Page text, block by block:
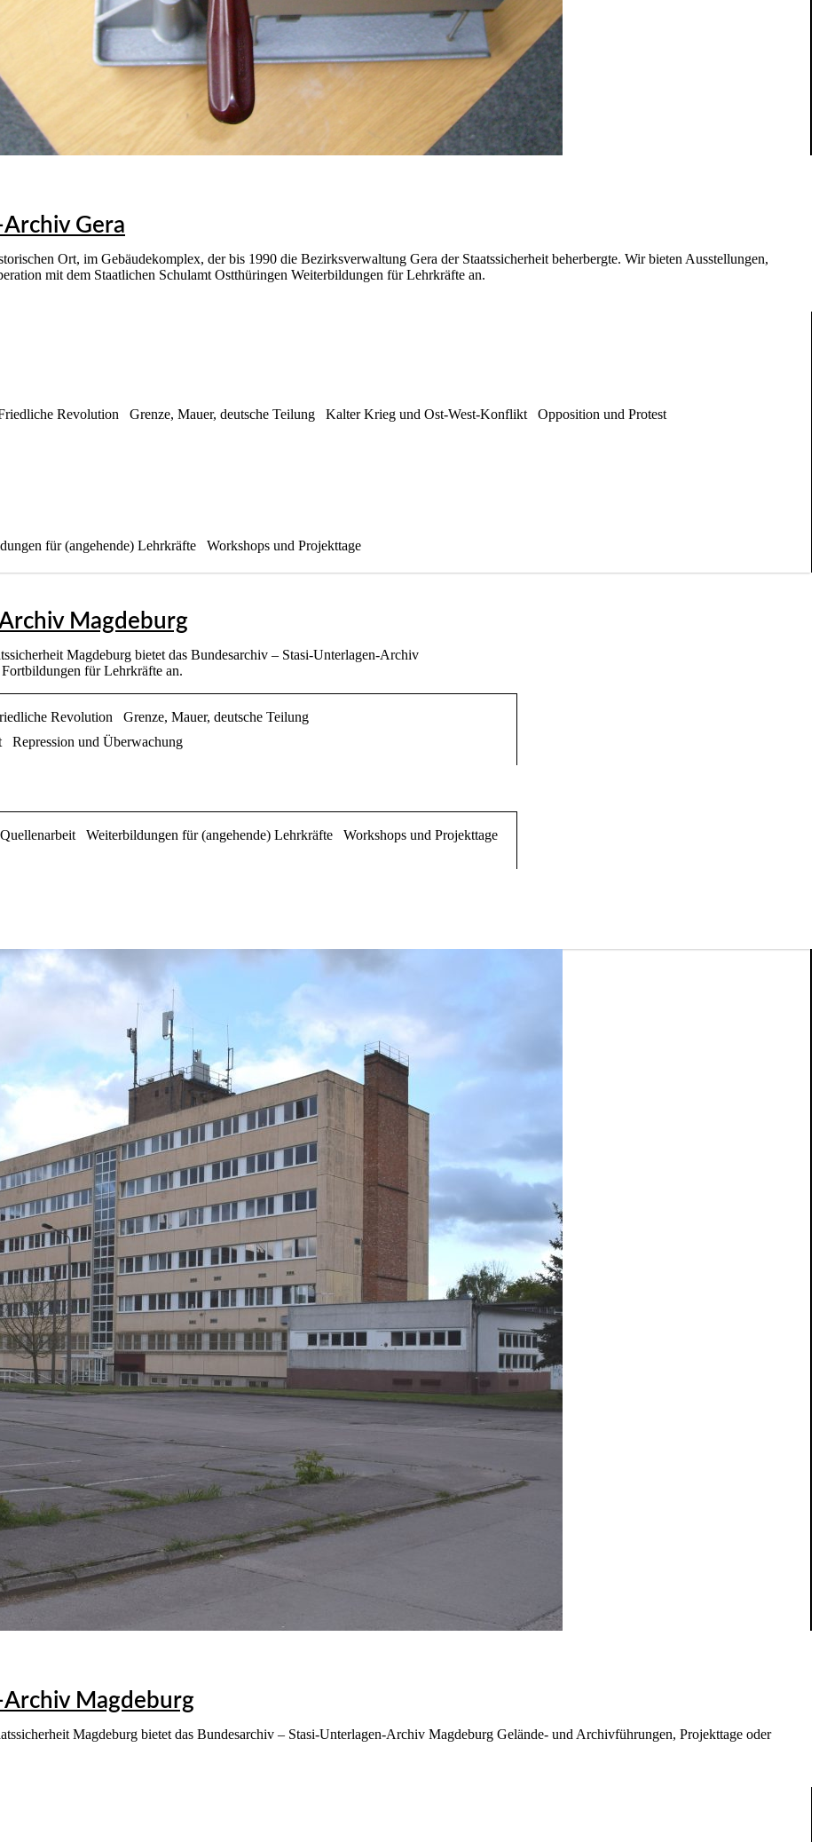
Gera
Ort, im Gebäudekomplex, der bis 1990 die Bezirksverwaltung Gera der Staatssicherheit beherbergte. Wir bieten Ausstellungen,
mit dem Staatlichen Schulamt Ostthüringen Weiterbildungen für Lehrkräfte an.
Revolution Grenze, Mauer, deutsche Teilung Kalter Krieg und Ost-West-Konflikt
Opposition und Protest
für (angehende) Lehrkräfte Workshops und Projekttage
Magdeburg
Magdeburg bietet das Bundesarchiv – Stasi-Unterlagen-Archiv
für Lehrkräfte an.
Revolution
Grenze, Mauer, deutsche Teilung
Repression und Überwachung
Quellenarbeit Weiterbildungen für (angehende) Lehrkräfte Workshops und Projekttage
Archiv Magdeburg
Magdeburg bietet das Bundesarchiv – Stasi-Unterlagen-Archiv Magdeburg Gelände- und Archivführungen, Projekttage oder